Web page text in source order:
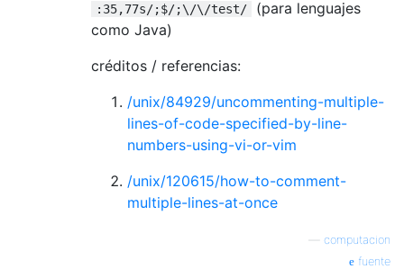
:35,77s/;$/;\/\/test/
(para lenguajes
como Java)
créditos / referencias:
/unix/84929/uncommenting-multiple-
lines-of-code-specified-by-line-
numbers-using-vi-or-vim
/unix/120615/how-to-comment-
multiple-lines-at-once
computacion
fuente